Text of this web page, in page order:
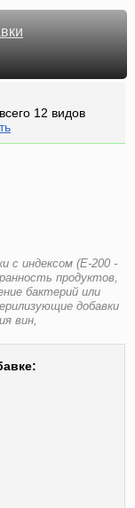
12 видов
с индексом (E-200 -
продуктов,
бактерий или
добавки
вин,